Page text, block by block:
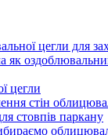
цегли для
як
цегли
стін
стовпів паркану